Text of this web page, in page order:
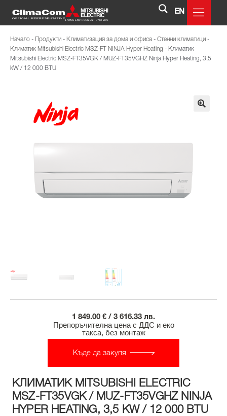
EN
Начало - Продукти - Климатизация за дома и офиса - Стенни климатици -
Климатик Mitsubishi Electric MSZ-FT NINJA Hyper Heating - Климатик
Mitsubishi Electric MSZ-FT35VGK / MUZ-FT35VGHZ Ninja Hyper Heating, 3,5
kW / 12 000 BTU
1 849.00 € / 3 616.33 лв.
Препоръчителна цена с ДДС и еко
такса, без монтаж
Къде да закупя
КЛИМАТИК MITSUBISHI ELECTRIC
MSZ-FT35VGK / MUZ-FT35VGHZ NINJA
HYPER HEATING, 3,5 KW / 12 000 BTU